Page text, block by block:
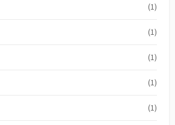
(1)
(1)
(1)
(1)
(1)